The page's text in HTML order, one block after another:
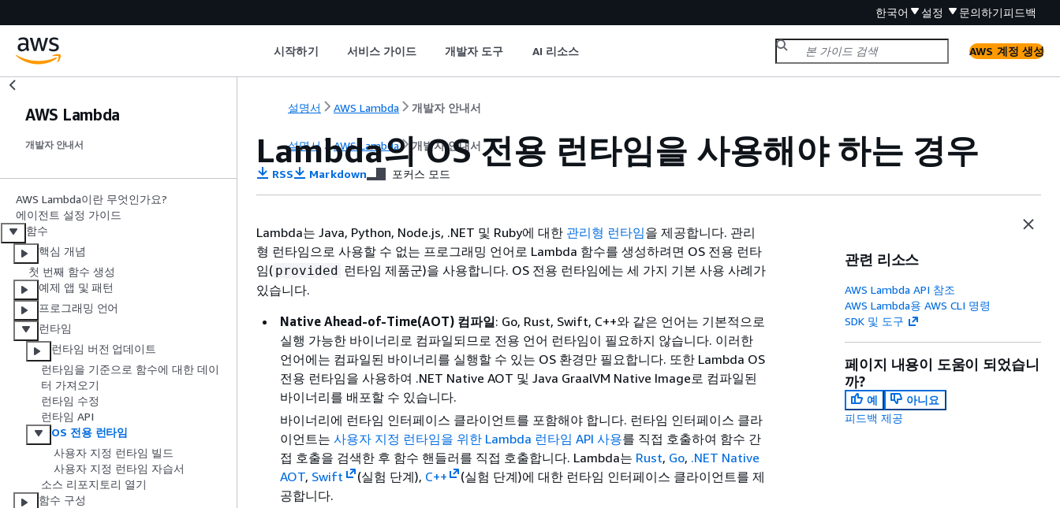
한국어 설정 문의하기피드백
시작하기 서비스 가이드 개발자 도구 AI 리소스 AWS 계정 생성
AWS Lambda
개발자 안내서
AWS Lambda이란 무엇인가요?
에이전트 설정 가이드
함수
핵심 개념
첫 번째 함수 생성
예제 앱 및 패턴
프로그래밍 언어
런타임
런타임 버전 업데이트
런타임을 기준으로 함수에 대한 데이
터 가져오기
런타임 수정
런타임 API
OS 전용 런타임
사용자 지정 런타임 빌드
사용자 지정 런타임 자습서
소스 리포지토리 열기
함수 구성
설명서 AWS Lambda 개발자 안내서
설명서 AWS Lambda 개발자 안내서
Lambda의 OS 전용 런타임을 사용해야 하는 경우
RSS Markdown 포커스 모드
Lambda는 Java, Python, Node.js, .NET 및 Ruby에 대한 관리형 런타임을 제공합니다. 관리
형 런타임으로 사용할 수 없는 프로그래밍 언어로 Lambda 함수를 생성하려면 OS 전용 런타
임( provided 런타임 제품군)을 사용합니다. OS 전용 런타임에는 세 가지 기본 사용 사례가
있습니다.
Native Ahead-of-Time(AOT) 컴파일: Go, Rust, Swift, C++와 같은 언어는 기본적으로
실행 가능한 바이너리로 컴파일되므로 전용 언어 런타임이 필요하지 않습니다. 이러한
언어에는 컴파일된 바이너리를 실행할 수 있는 OS 환경만 필요합니다. 또한 Lambda OS
전용 런타임을 사용하여 .NET Native AOT 및 Java GraalVM Native Image로 컴파일된
바이너리를 배포할 수 있습니다.
바이너리에 런타임 인터페이스 클라이언트를 포함해야 합니다. 런타임 인터페이스 클라
이언트는 사용자 지정 런타임을 위한 Lambda 런타임 API 사용를 직접 호출하여 함수 간
접 호출을 검색한 후 함수 핸들러를 직접 호출합니다. Lambda는 Rust, Go, .NET Native
AOT, Swift (실험 단계), C++
(실험 단계)에 대한 런타임 인터페이스 클라이언트를 제
공합니다.
관련 리소스
AWS Lambda API 참조
AWS Lambda용 AWS CLI 명령
SDK 및 도구
페이지 내용이 도움이 되었습니
까?
예
아니요
피드백 제공